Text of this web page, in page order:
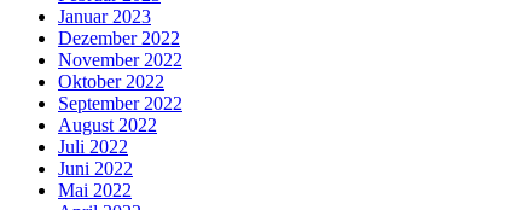
Januar 2023
Dezember 2022
November 2022
Oktober 2022
September 2022
August 2022
Juli 2022
Juni 2022
Mai 2022